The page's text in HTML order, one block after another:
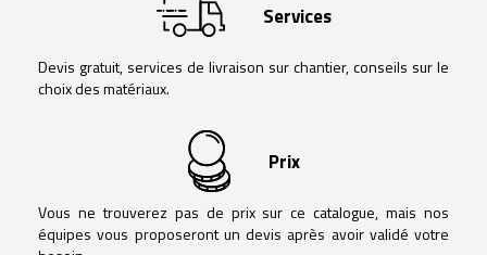
Services
Devis gratuit, services de livraison sur chantier, conseils sur le
choix des matériaux.
Prix
Vous ne trouverez pas de prix sur ce catalogue, mais nos
équipes vous proposeront un devis après avoir validé votre